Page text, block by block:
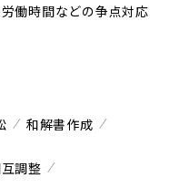
働時間などの争点対応
和解書作成
調整